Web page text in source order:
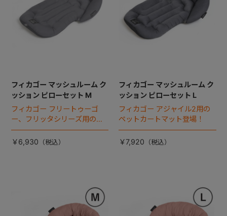
フィカゴー マッシュルーム ク
ッション ピローセット M
フィカゴー フリートゥーゴ
ー、フリッタシリーズ用のペ
ットカートマット登場！
￥6,930
フィカゴー マッシュルーム ク
ッション ピローセット L
フィカゴー アジャイル2用の
ペットカートマット登場！
￥7,920